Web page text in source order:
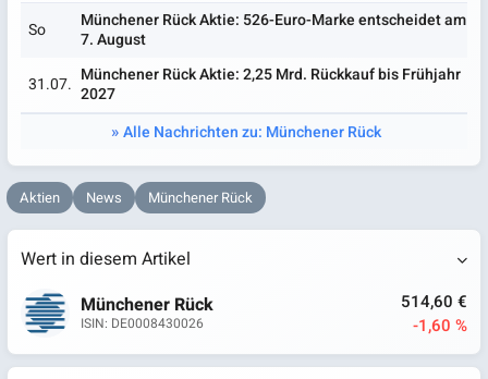
So
Münchener Rück Aktie: 526-Euro-Marke entscheidet am
7. August
31.07. Münchener Rück Aktie: 2,25 Mrd. Rückkauf bis Frühjahr
2027
Alle Nachrichten zu: Münchener Rück
Aktien News Münchener Rück
Wert in diesem Artikel
Münchener Rück
ISIN: DE0008430026
514,60 €
-1,60 %